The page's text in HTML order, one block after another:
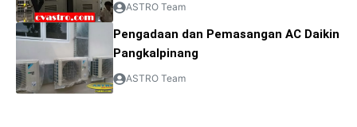
ASTRO Team
Pengadaan dan Pemasangan AC Daikin
Pangkalpinang
ASTRO Team